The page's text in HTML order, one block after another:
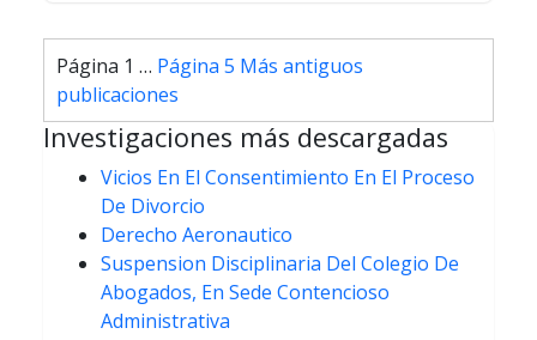
Paginación
de
entradas
Página 1 … Página 5 Más antiguos
publicaciones
Investigaciones más descargadas
Vicios En El Consentimiento En El Proceso
De Divorcio
Derecho Aeronautico
Suspension Disciplinaria Del Colegio De
Abogados, En Sede Contencioso
Administrativa